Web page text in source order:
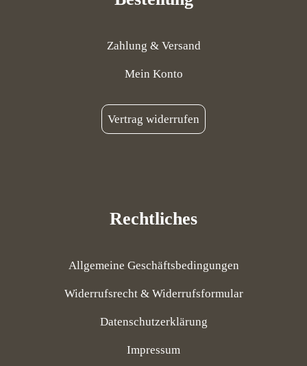
Zahlung & Versand
Mein Konto
Vertrag widerrufen
Rechtliches
Allgemeine Geschäftsbedingungen
Widerrufsrecht & Widerrufsformular
Datenschutzerklärung
Impressum